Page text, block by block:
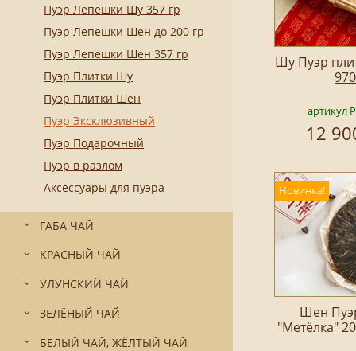
Пуэр Лепешки Шу 357 гр
Пуэр Лепешки Шен до 200 гр
Пуэр Лепешки Шен 357 гр
Пуэр Плитки Шу
Пуэр Плитки Шен
Пуэр Эксклюзивный
Пуэр Подарочный
Пуэр в разлом
Аксессуары для пуэра
ГАБА ЧАЙ
КРАСНЫЙ ЧАЙ
УЛУНСКИЙ ЧАЙ
ЗЕЛЁНЫЙ ЧАЙ
БЕЛЫЙ ЧАЙ, ЖЁЛТЫЙ ЧАЙ
Шу Пуэр
артикул
12
Новинка!
Шен
"Метёлка"